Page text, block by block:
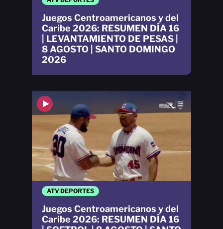
ATV DEPORTES
Juegos Centroamericanos y del
Caribe 2026: RESUMEN DÍA 16
Juegos Centroamericanos y del
Caribe 2026: RESUMEN DÍA 16
| LEVANTAMIENTO DE PESAS |
8 AGOSTO | SANTO DOMINGO
2026